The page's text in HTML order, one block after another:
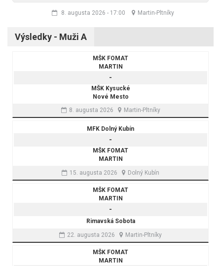
8. augusta 2026 - 17:00 Martin-Pltníky
Výsledky - Muži A
MŠK FOMAT
MARTIN
-
MŠK Kysucké
Nové Mesto
8. augusta 2026
Martin-Pltníky
MFK Dolný Kubín
-
MŠK FOMAT
MARTIN
15. augusta 2026
Dolný Kubín
MŠK FOMAT
MARTIN
-
Rimavská Sobota
22. augusta 2026
Martin-Pltníky
MŠK FOMAT
MARTIN